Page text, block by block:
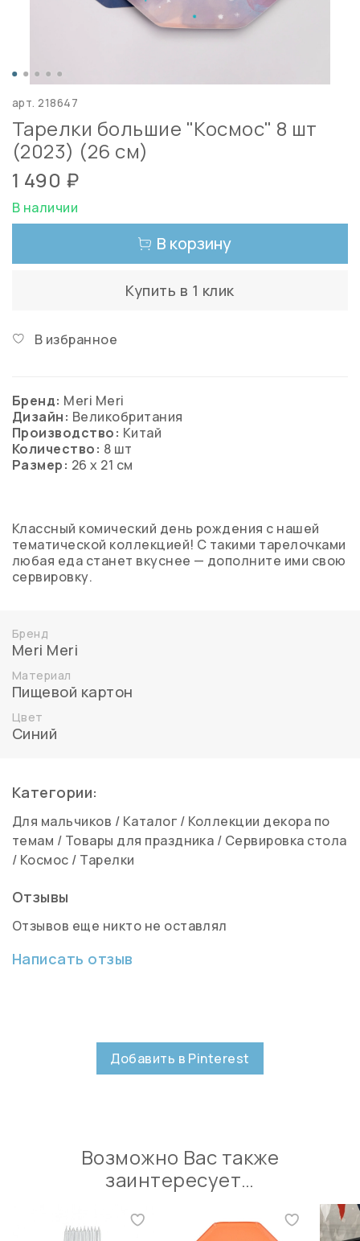
арт.218647
Тарелки большие "Космос" 8 шт
(2023) (26 см)
1 490 ₽
В наличии
В корзину
Купить в 1 клик
В избранное
Бренд: Meri Meri
Дизайн: Великобритания
Производство: Китай
Количество: 8 шт
Размер: 26 х 21 см
Классный комический день рождения с нашей
тематической коллекцией! С такими тарелочками
любая еда станет вкуснее — дополните ими свою
сервировку.
Бренд
Meri Meri
Материал
Пищевой картон
Цвет
Синий
Категории:
Для мальчиков / Каталог / Коллекции декора по
темам / Товары для праздника / Сервировка стола
/ Космос / Тарелки
Отзывы
Отзывов еще никто не оставлял
Написать отзыв
Добавить в Pinterest
Возможно Вас также
заинтересует…